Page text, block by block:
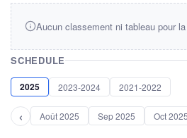
Aucun classement ni tableau pour
SCHEDULE
2025 2023-2024 2021-2022
‹ Août 2025 Sep 2025 Oct 2025